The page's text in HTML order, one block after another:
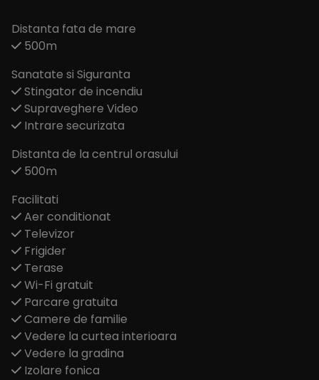
Distanta fata de mare
500m
Sanatate si Siguranta
Stingator de incendiu
Supraveghere Video
Intrare securizata
Distanta de la centrul orasului
500m
Facilitati
Aer conditionat
Televizor
Frigider
Terase
Wi-Fi gratuit
Parcare gratuita
Camere de familie
Vedere la curtea interioara
Vedere la gradina
Izolare fonica